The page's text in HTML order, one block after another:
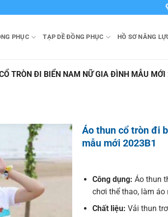
PHỤC TẠP DỀ ĐỒNG PHỤC HỒ SƠ NĂNG
TRÒN ĐI BIỂN NAM NỮ GIA ĐÌNH MẪU MỚI
Áo thun cổ tròn đi
mẫu mới 2023B1
Công dụng: Áo thun
chơi thể thao, làm
Chất liệu: Vải thun